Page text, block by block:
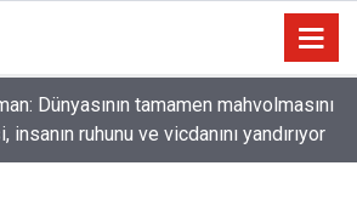
yerde sürünmeyecek şekilde yukarıda tut